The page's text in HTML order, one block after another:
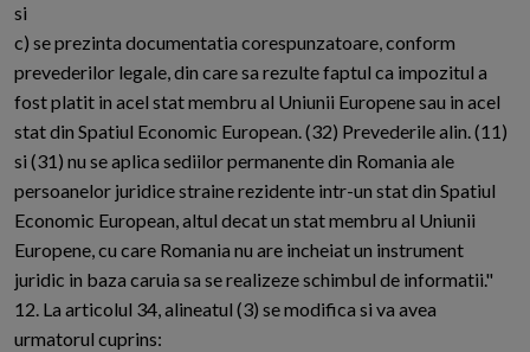
si
c) se prezinta documentatia corespunzatoare, conform
prevederilor legale, din care sa rezulte faptul ca impozitul a
fost platit in acel stat membru al Uniunii Europene sau in acel
stat din Spatiul Economic European. (32) Prevederile alin. (11)
si (31) nu se aplica sediilor permanente din Romania ale
persoanelor juridice straine rezidente intr-un stat din Spatiul
Economic European, altul decat un stat membru al Uniunii
Europene, cu care Romania nu are incheiat un instrument
juridic in baza caruia sa se realizeze schimbul de informatii."
12. La articolul 34, alineatul (3) se modifica si va avea
urmatorul cuprins: